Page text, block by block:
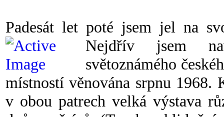
Padesát let poté jsem jel na
Nejdřív jsem
světoznámého
místností věnována srpnu 1968.
v obou patrech velká výstava